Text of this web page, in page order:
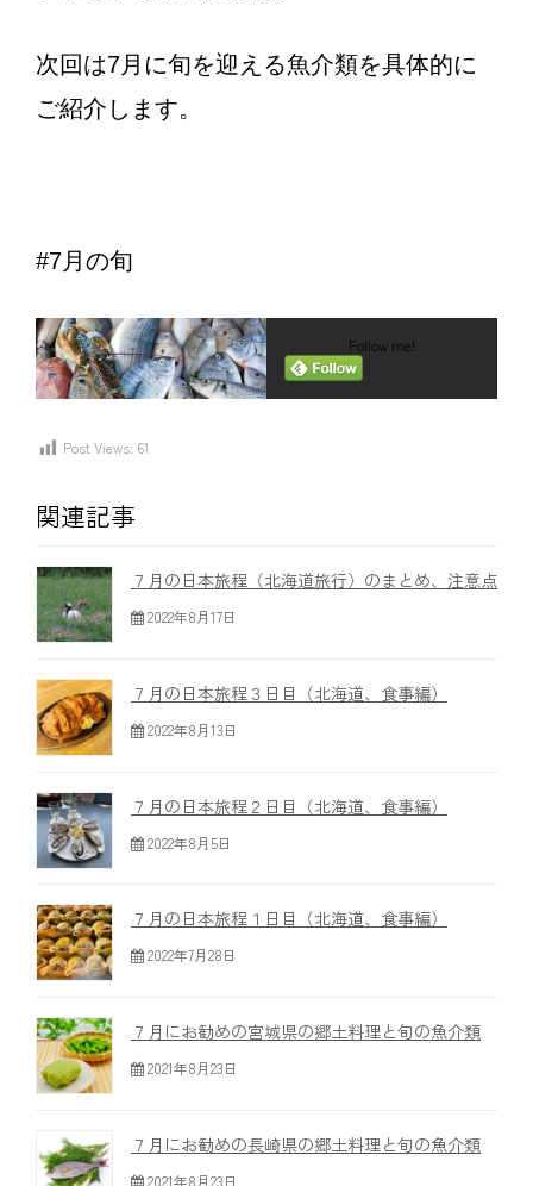
次回は7月に旬を迎える魚介類を具体的に
ご紹介します。
#7月の旬
Follow me!
Post Views: 61
関連記事
７月の日本旅程（北海道旅行）のまとめ、注意点
2022年8月17日
７月の日本旅程３日目（北海道、食事編）
2022年8月13日
７月の日本旅程２日目（北海道、食事編）
2022年8月5日
７月の日本旅程１日目（北海道、食事編）
2022年7月28日
７月にお勧めの宮城県の郷土料理と旬の魚介類
2021年8月23日
７月にお勧めの長崎県の郷土料理と旬の魚介類
2021年8月23日